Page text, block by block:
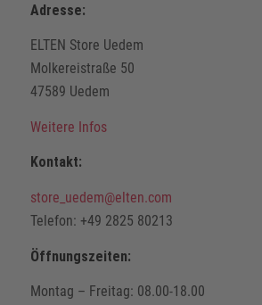
Adresse:
ELTEN Store Uedem
Molkereistraße 50
47589 Uedem
Weitere Infos
Kontakt:
store_uedem@elten.com
Telefon: +49 2825 80213
Öffnungszeiten:
Montag – Freitag: 08.00-18.00